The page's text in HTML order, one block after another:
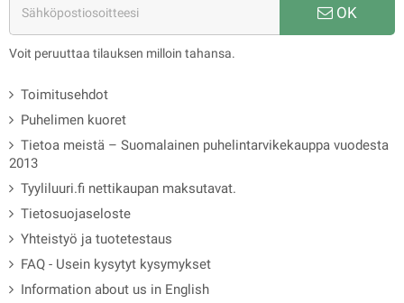
OK
Voit peruuttaa tilauksen milloin tahansa.
Toimitusehdot
Puhelimen kuoret
Tietoa meistä – Suomalainen puhelintarvikekauppa vuodesta
2013
Tyyliluuri.fi nettikaupan maksutavat.
Tietosuojaseloste
Yhteistyö ja tuotetestaus
FAQ - Usein kysytyt kysymykset
Information about us in English